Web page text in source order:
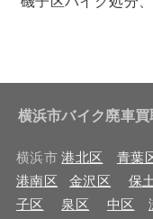
横浜市バイク廃車買
横浜市港北区 青葉
港南区
金沢区 保
子区
泉区 中区